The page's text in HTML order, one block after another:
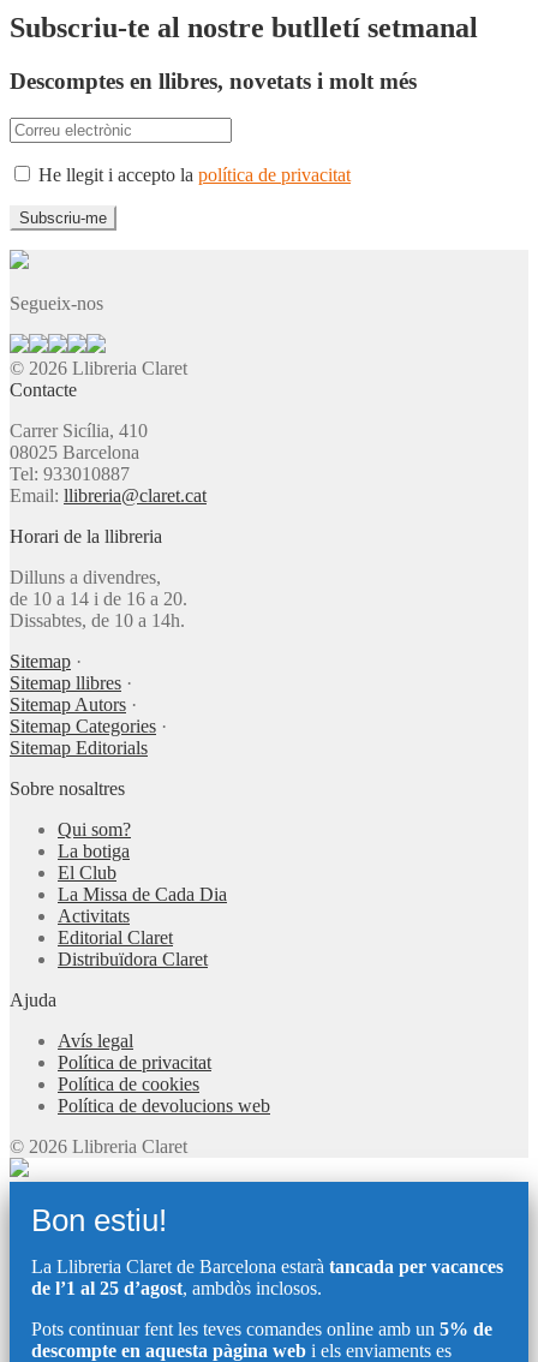
Subscriu-te al nostre butlletí setmanal
Descomptes en llibres, novetats i molt més
He llegit i accepto la política de privacitat
Segueix-nos
© 2026 Llibreria Claret
Contacte
Carrer Sicília, 410
08025 Barcelona
Tel: 933010887
Email: llibreria@claret.cat
Horari de la llibreria
Dilluns a divendres,
de 10 a 14 i de 16 a 20.
Dissabtes, de 10 a 14h.
Sitemap ·
Sitemap llibres ·
Sitemap Autors ·
Sitemap Categories ·
Sitemap Editorials
Sobre nosaltres
Qui som?
La botiga
El Club
La Missa de Cada Dia
Activitats
Editorial Claret
Distribuïdora Claret
Ajuda
Avís legal
Política de privacitat
Política de cookies
Política de devolucions web
© 2026 Llibreria Claret
Bon estiu!
La Llibreria Claret de Barcelona estarà tancada per vacances
de l’1 al 25 d’agost, ambdòs inclosos.
Pots continuar fent les teves comandes online amb un 5% de
descompte en aquesta pàgina web i els enviaments es